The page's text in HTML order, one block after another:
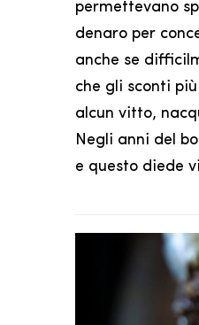
permettevano
denaro per
anche se
che gli sconti
alcun vitto,
Negli anni del
e questo diede